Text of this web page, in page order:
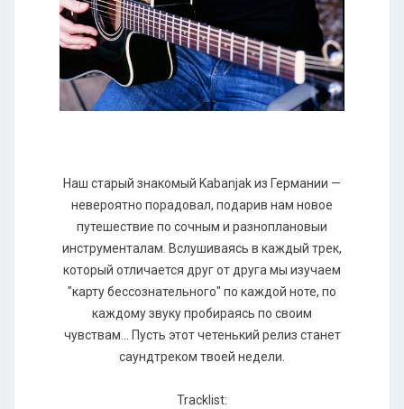
Наш старый знакомый Kabanjak из Германии —
невероятно порадовал, подарив нам новое
путешествие по сочным и разноплановыи
инструменталам. Вслушиваясь в каждый трек,
который отличается друг от друга мы изучаем
"карту бессознательного" по каждой ноте, по
каждому звуку пробираясь по своим
чувствам... Пусть этот четенький релиз станет
саундтреком твоей недели.
Tracklist: